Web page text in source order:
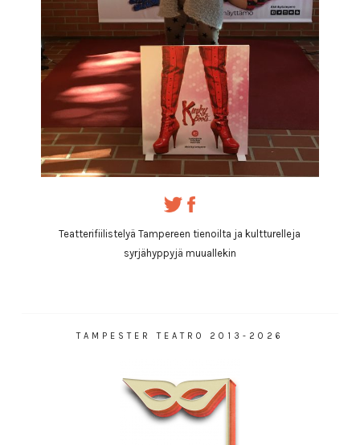
Teatterifiilistelyä Tampereen tienoilta ja kultturelleja
syrjähyppyjä muuallekin
TAMPESTER TEATRO 2013-2026